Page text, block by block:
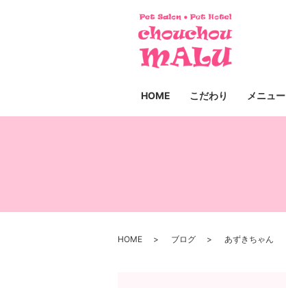
HOME こだわり メニュー
HOME ブログ あずきちゃん